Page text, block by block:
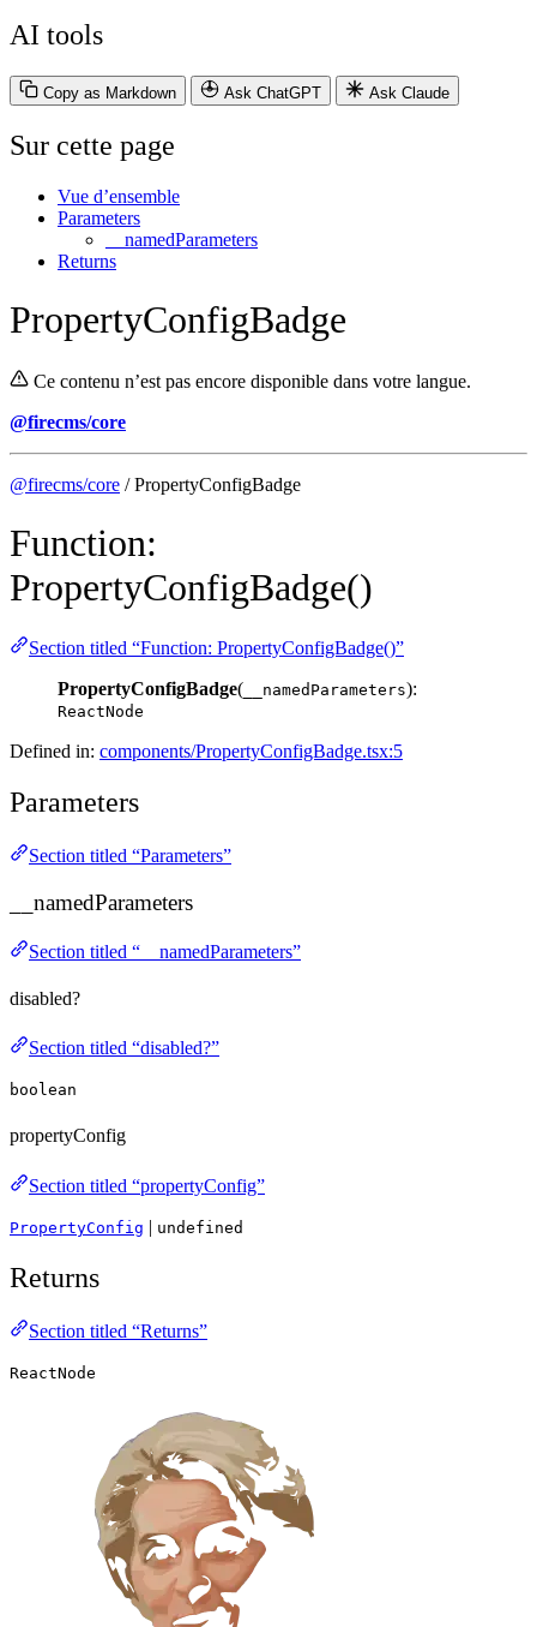
AI tools
Copy as Markdown Ask ChatGPT Ask Claude
Sur cette page
Vue d’ensemble
Parameters
__namedParameters
Returns
PropertyConfigBadge
Ce contenu n’est pas encore disponible dans votre langue.
@firecms/core
@firecms/core / PropertyConfigBadge
Function:
PropertyConfigBadge()
Section titled “Function: PropertyConfigBadge()”
PropertyConfigBadge( __namedParameters):
ReactNode
Defined in: components/PropertyConfigBadge.tsx:5
Parameters
Section titled “Parameters”
__namedParameters
Section titled “__namedParameters”
disabled?
Section titled “disabled?”
boolean
propertyConfig
Section titled “propertyConfig”
PropertyConfig | undefined
Returns
Section titled “Returns”
ReactNode